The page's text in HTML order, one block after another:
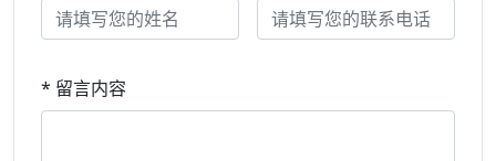
* 留言内容